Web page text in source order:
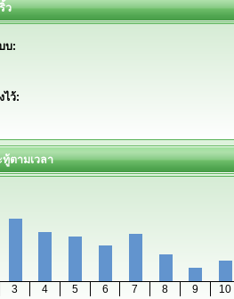
ว
บ:
ไว้:
ตามเวลา
3 4 5 6 7 8 9 10